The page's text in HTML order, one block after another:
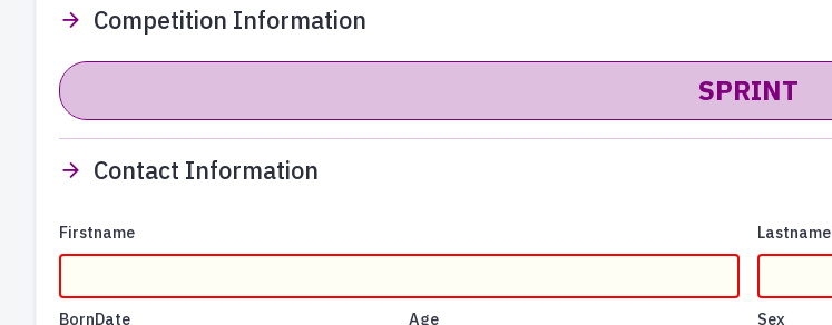
Competition Information
Contact Information
Firstname Lastname
BornDate Age Sex